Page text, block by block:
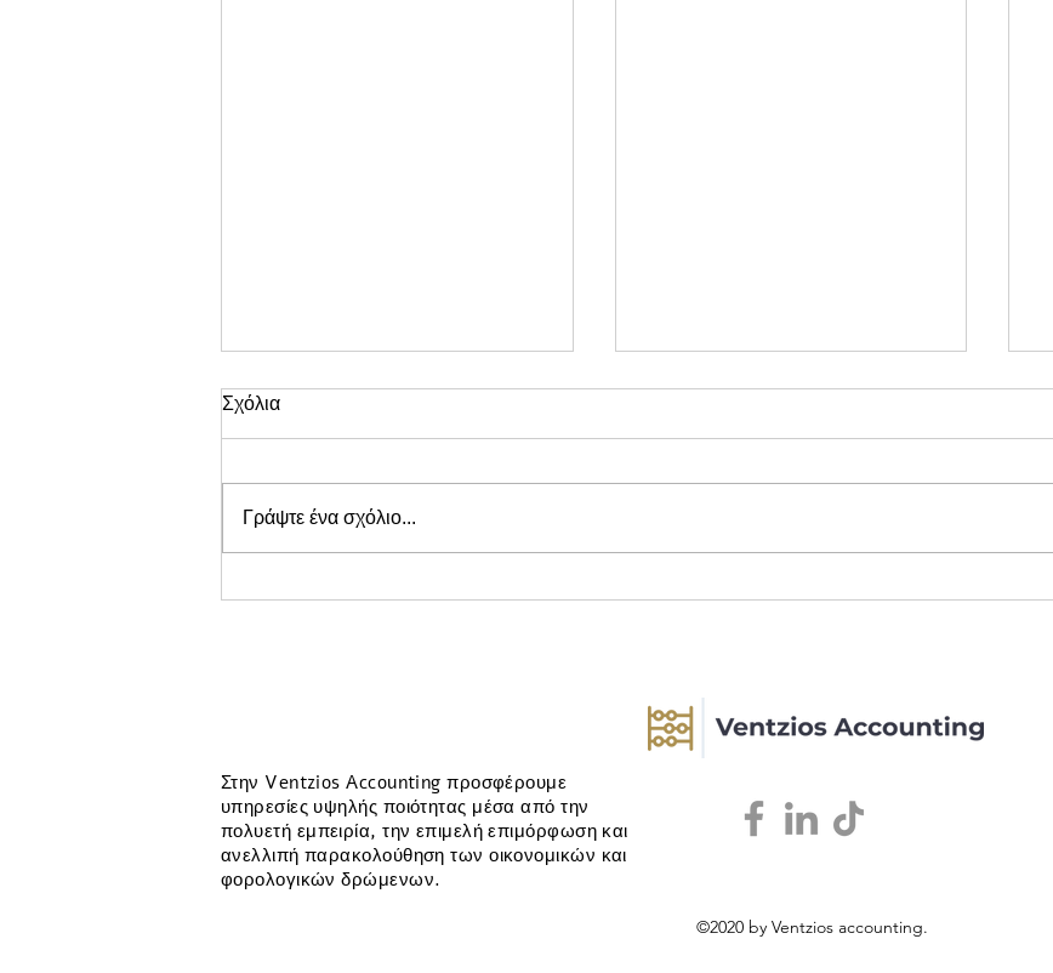
Σχόλια
Γράψτε ένα σχόλιο...
Στην Ventzios Accounting προσφέρουμε
υπηρεσίες υψηλής ποιότητας μέσα από την
πολυετή εμπειρία, την επιμελή επιμόρφωση και
ανελλιπή παρακολούθηση των οικονομικών και
φορολογικών δρώμενων.
©2020 by Ventzios accounting.